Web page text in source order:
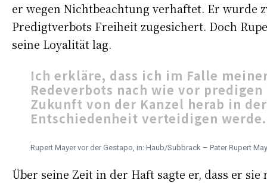
er wegen Nichtbeachtung verhaftet. Er wurde
Predigtverbots Freiheit zugesichert. Doch
seine Loyalität lag.
Ich erkläre, dass ich im Falle
Redeverbots nach wie vor
Zukunft von der Kanzel herab in
Entschiedenheit verteidigen werde.
Rupert Mayer vor der Gestapo, in: Haub/Subbrack – Pater Rupert
Über seine Zeit in der Haft sagte er, dass er